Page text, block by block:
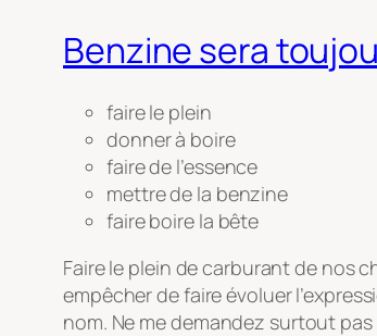
Benzine sera
faire le plein
donner à boire
faire de l’essence
mettre de la benzine
faire boire la bête
Faire le plein de carburant de nos
empêcher de faire évoluer
nom. Ne me demandez surtout